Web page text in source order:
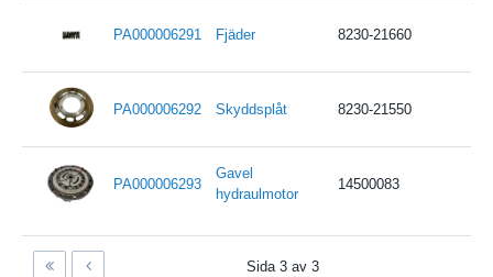
PA000006291 Fjäder 8230-21660
PA000006292 Skyddsplåt 8230-21550
PA000006293
Gavel
hydraulmotor
14500083
Sida 3 av 3